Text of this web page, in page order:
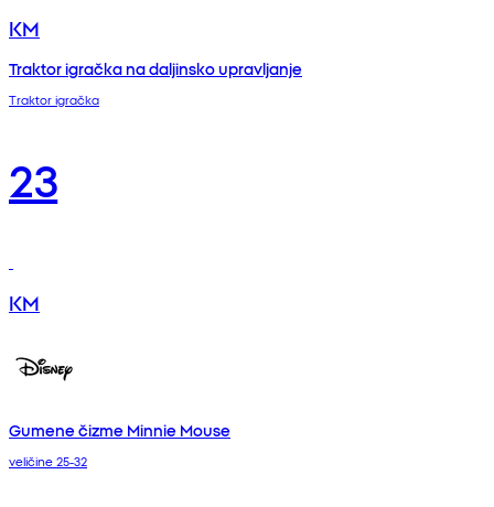
KM
Traktor igračka na daljinsko upravljanje
Traktor igračka
23
KM
Gumene čizme Minnie Mouse
veličine 25-32